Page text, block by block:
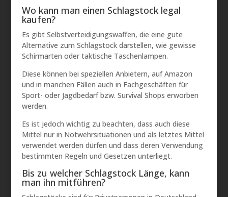
Wo kann man einen Schlagstock legal
kaufen?
Es gibt Selbstverteidigungswaffen, die eine gute
Alternative zum Schlagstock darstellen, wie gewisse
Schirmarten oder taktische Taschenlampen.
Diese können bei speziellen Anbietern, auf Amazon
und in manchen Fällen auch in Fachgeschäften für
Sport- oder Jagdbedarf bzw. Survival Shops erworben
werden.
Es ist jedoch wichtig zu beachten, dass auch diese
Mittel nur in Notwehrsituationen und als letztes Mittel
verwendet werden dürfen und dass deren Verwendung
bestimmten Regeln und Gesetzen unterliegt.
Bis zu welcher Schlagstock Länge, kann
man ihn mitführen?